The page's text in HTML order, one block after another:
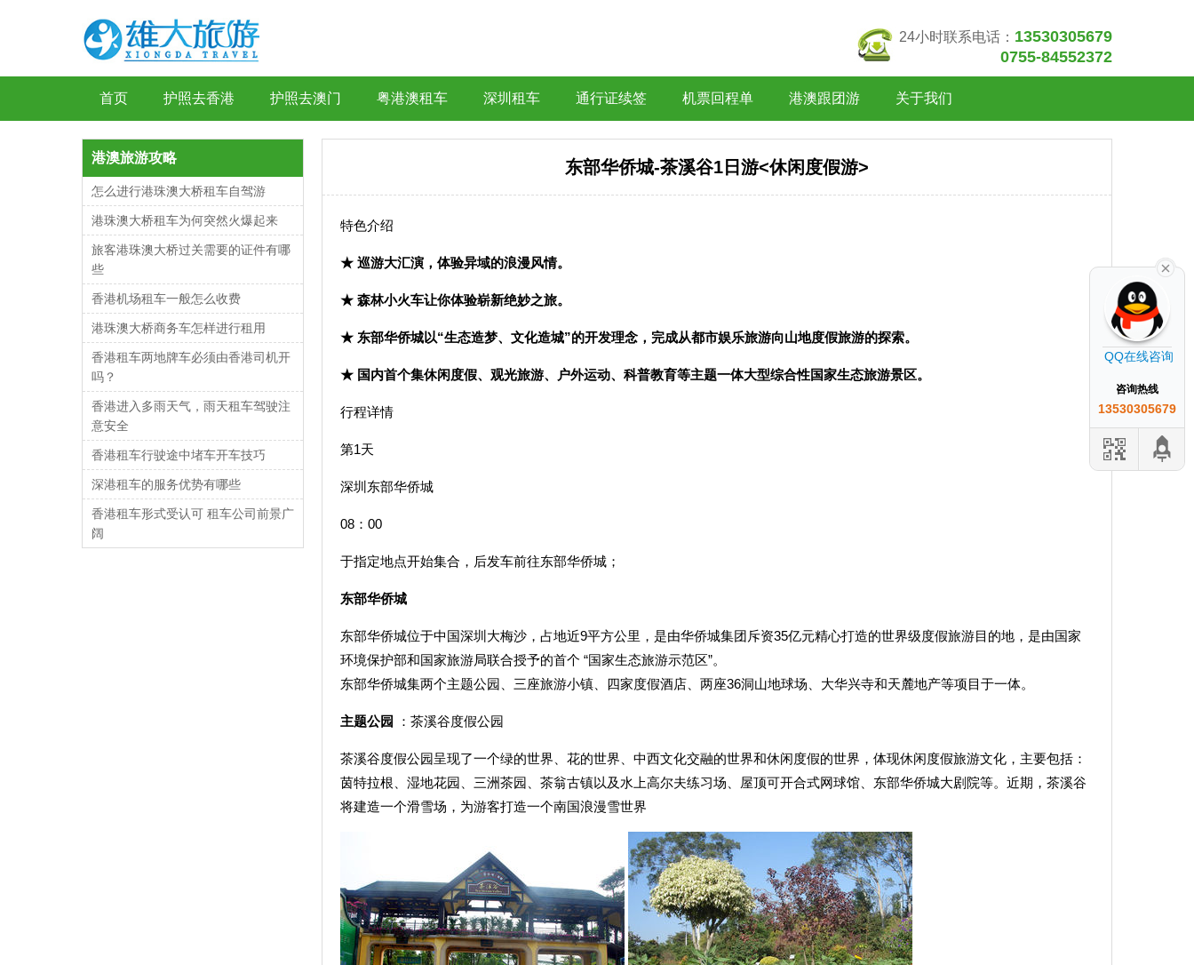
24小时联系电话： 13530305679
0755-84552372
首页 护照去香港 护照去澳门 粤港澳租车 深圳租车 通行证续签 机票回程单 港澳跟团游 关于我们
港澳旅游攻略
怎么进行港珠澳大桥租车自驾游
港珠澳大桥租车为何突然火爆起来
旅客港珠澳大桥过关需要的证件有哪
些
香港机场租车一般怎么收费
港珠澳大桥商务车怎样进行租用
香港租车两地牌车必须由香港司机开
吗？
香港进入多雨天气，雨天租车驾驶注
意安全
香港租车行驶途中堵车开车技巧
深港租车的服务优势有哪些
香港租车形式受认可 租车公司前景广
阔
东部华侨城-茶溪谷1日游<休闲度假游>
特色介绍
★ 巡游大汇演，体验异域的浪漫风情。
★ 森林小火车让你体验崭新绝妙之旅。
★ 东部华侨城以“生态造梦、文化造城”的开发理念，完成从都市娱乐旅游向山地度假旅游的探索。
★ 国内首个集休闲度假、观光旅游、户外运动、科普教育等主题一体大型综合性国家生态旅游景区。
行程详情
第1天
深圳东部华侨城
08：00
于指定地点开始集合，后发车前往东部华侨城；
东部华侨城
东部华侨城位于中国深圳大梅沙，占地近9平方公里，是由华侨城集团斥资35亿元精心打造的世界级度假旅游目的地，是由国家
环境保护部和国家旅游局联合授予的首个 “国家生态旅游示范区”。
东部华侨城集两个主题公园、三座旅游小镇、四家度假酒店、两座36洞山地球场、大华兴寺和天麓地产等项目于一体。
主题公园 ：茶溪谷度假公园
茶溪谷度假公园呈现了一个绿的世界、花的世界、中西文化交融的世界和休闲度假的世界，体现休闲度假旅游文化，主要包括：
茵特拉根、湿地花园、三洲茶园、茶翁古镇以及水上高尔夫练习场、屋顶可开合式网球馆、东部华侨城大剧院等。近期，茶溪谷
将建造一个滑雪场，为游客打造一个南国浪漫雪世界
QQ在线咨询
咨询热线
13530305679